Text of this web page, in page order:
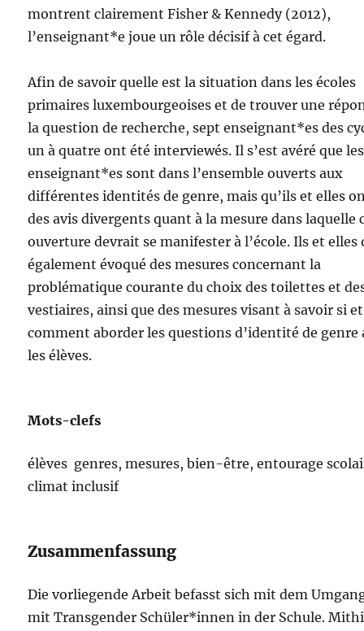
montrent clairement Fisher & Kennedy (2012),
l’enseignant*e joue un rôle décisif à cet égard.
Afin de savoir quelle est la situation dans les écoles
primaires luxembourgeoises et de trouver une
la question de recherche, sept enseignant*es des
un à quatre ont été interviewés. Il s’est avéré que les
enseignant*es sont dans l’ensemble ouverts aux
différentes identités de genre, mais qu’ils et elles
des avis divergents quant à la mesure dans laquelle
ouverture devrait se manifester à l’école. Ils et elles
également évoqué des mesures concernant la
problématique courante du choix des toilettes et
vestiaires, ainsi que des mesures visant à savoir si et
comment aborder les questions d’identité de genre
les élèves.
Mots-clefs
élèves genres, mesures, bien-être, entourage
climat inclusif
Zusammenfassung
Die vorliegende Arbeit befasst sich mit dem
mit Transgender Schüler*innen in der Schule.